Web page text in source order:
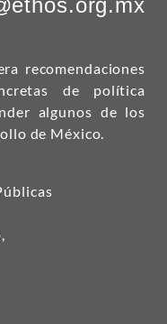
recomendaciones
de política
algunos de los
de México.